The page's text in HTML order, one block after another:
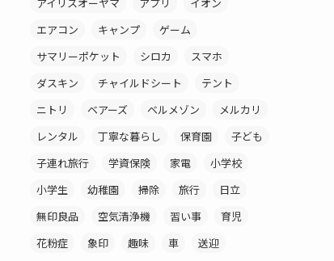
エアコン
キャンプ
ゲーム
サマリーポケット
シロカ
スマホ
ダスキン
チャイルドシート
テント
ニトリ
ベアーズ ベルメゾン
メルカリ
レンタル
丁寧な暮らし 保育園
子ども
子連れ旅行
学資保険 家電
小学校
小学生
幼稚園 掃除 旅行
日立
無印良品
空気清浄機 習い事
育児
花粉症
象印 趣味 車 送迎